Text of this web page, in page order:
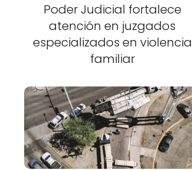
Poder Judicial fortalece
atención en juzgados
especializados en violencia
familiar